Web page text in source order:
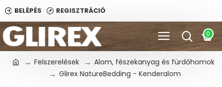
BELÉPÉS REGISZTRÁCIÓ
0
Felszerelések
Alom, fészekanyag és fürdőhomok
Glirex NatureBedding - Kenderalom